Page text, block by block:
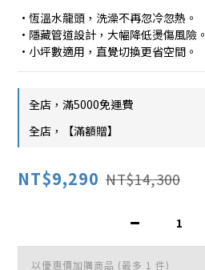
•恆溫水龍頭，洗澡不再忽冷忽熱。
•隱藏管道設計，大幅降低燙傷風險。
•小坪數適用，直覺切換更省空間。
全店，滿5000免運費
全店，【滿額贈】
NT$9,290 NT$14,300
以優惠價加購商品 (最多 1 件)